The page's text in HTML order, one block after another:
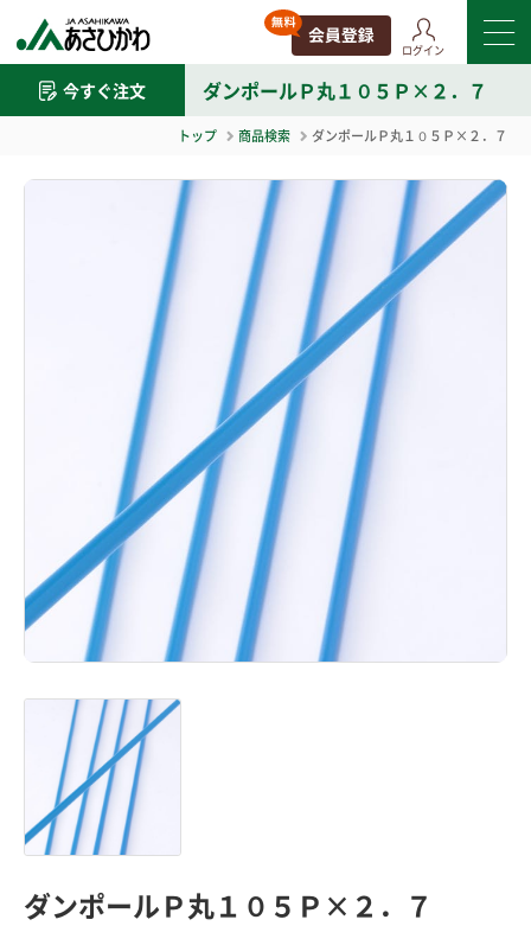
ログイン
今すぐ注文 ダンポールＰ丸１０５Ｐ×２．７
トップ 商品検索 ダンポールＰ丸１０５Ｐ×２．７
ダンポールＰ丸１０５Ｐ×２．７